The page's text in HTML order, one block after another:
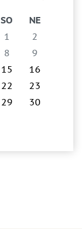
SO
NE
1
2
8
9
15
16
22
23
29
30